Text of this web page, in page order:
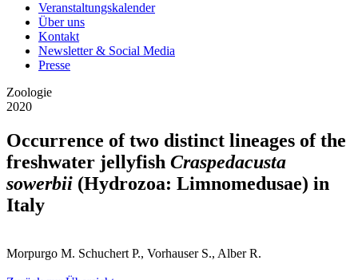
Veranstaltungskalender
Über uns
Kontakt
Newsletter & Social Media
Presse
Zoologie
2020
Occurrence of two distinct lineages of the
freshwater jellyfish Craspedacusta
sowerbii (Hydrozoa: Limnomedusae) in
Italy
Morpurgo M. Schuchert P., Vorhauser S., Alber R.